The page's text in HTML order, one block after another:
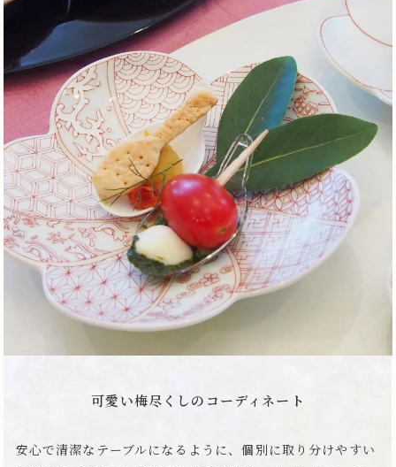
可愛い梅尽くしのコーディネート
安心で清潔なテーブルになるように、個別に取り分けやすい